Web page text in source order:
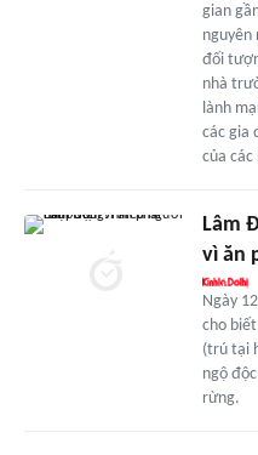
gian
nguyên
đối
nhà
lành
các gia
của
Lâm
vì ăn
Ngày
cho
(trú tại
ngộ
rừng.